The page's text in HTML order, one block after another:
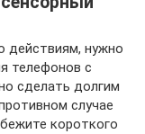
действиям, нужно
телефонов с
сделать долгим
случае
короткого